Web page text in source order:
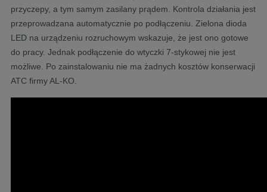
przyczepy, a tym samym zasilany prądem. Kontrola działania jest
przeprowadzana automatycznie po podłączeniu. Zielona dioda
LED na urządzeniu rozruchowym wskazuje, że jest ono gotowe
do pracy. Jednak podłączenie do wtyczki 7-stykowej nie jest
możliwe. Po zainstalowaniu nie ma żadnych kosztów konserwacji
ATC firmy AL-KO.